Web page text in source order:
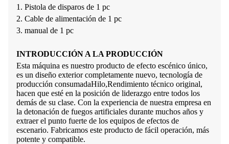
1. Pistola de disparos de 1 pc
2. Cable de alimentación de 1 pc
3. manual de 1 pc
INTRODUCCIÓN A LA PRODUCCIÓN
Esta máquina es nuestro producto de efecto escénico único,
es un diseño exterior completamente nuevo, tecnología de
producción consumadaHilo,Rendimiento técnico original,
hacen que esté en la posición de liderazgo entre todos los
demás de su clase. Con la experiencia de nuestra empresa en
la detonación de fuegos artificiales durante muchos años y
extraer el punto fuerte de los equipos de efectos de
escenario. Fabricamos este producto de fácil operación, más
potente y compatible.